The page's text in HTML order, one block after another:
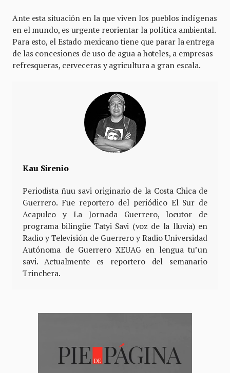
Ante esta situación en la que viven los pueblos indígenas
en el mundo, es urgente reorientar la política ambiental.
Para esto, el Estado mexicano tiene que parar la entrega
de las concesiones de uso de agua a hoteles, a empresas
refresqueras, cerveceras y agricultura a gran escala.
Kau Sirenio
Periodista ñuu savi originario de la Costa Chica de
Guerrero. Fue reportero del periódico El Sur de
Acapulco y La Jornada Guerrero, locutor de
programa bilingüe Tatyi Savi (voz de la lluvia) en
Radio y Televisión de Guerrero y Radio Universidad
Autónoma de Guerrero XEUAG en lengua tu’un
savi. Actualmente es reportero del semanario
Trinchera.